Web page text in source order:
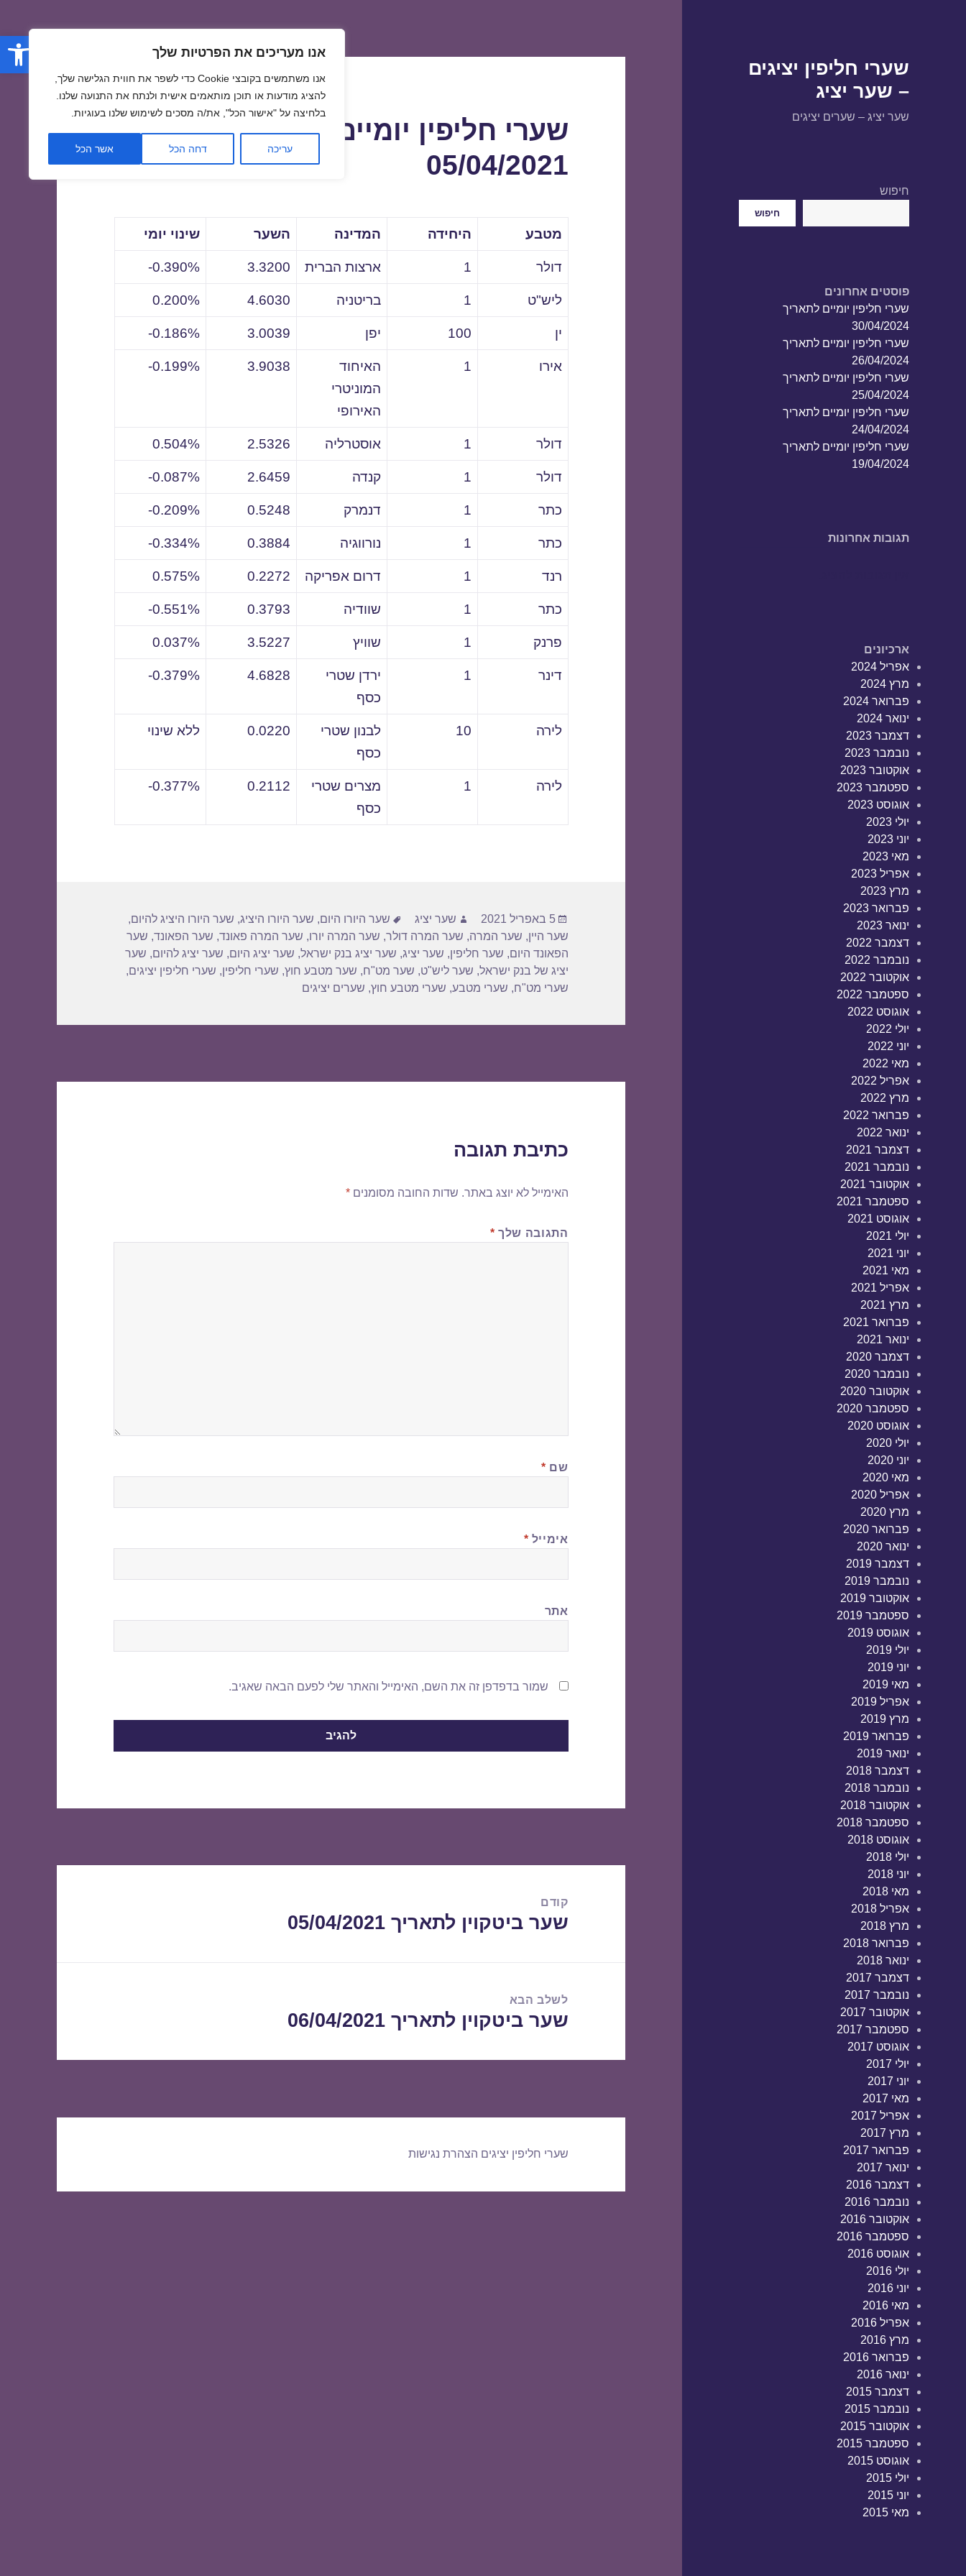
פתח אנו מעריכים את הפרטיות שלך
אנו משתמשים בקובצי Cookie כדי לשפר את חווית הגלישה שלך,
להציג מודעות או תוכן מותאמים אישית ולנתח את התנועה שלנו.
בלחיצה על "אישור הכל", את/ה מסכים לשימוש שלנו בעוגיות.
עריכה דחה הכל אשר הכל
שערי חליפין יציגים
– שער יציג
שער יציג – שערים יציגים
חיפוש
חיפוש
פוסטים אחרונים
שערי חליפין יומיים לתאריך
30/04/2024
שערי חליפין יומיים לתאריך
26/04/2024
שערי חליפין יומיים לתאריך
25/04/2024
שערי חליפין יומיים לתאריך
24/04/2024
שערי חליפין יומיים לתאריך
19/04/2024
תגובות אחרונות
ארכיונים
אפריל 2024
מרץ 2024
פברואר 2024
ינואר 2024
דצמבר 2023
נובמבר 2023
אוקטובר 2023
ספטמבר 2023
אוגוסט 2023
יולי 2023
יוני 2023
מאי 2023
אפריל 2023
מרץ 2023
פברואר 2023
ינואר 2023
דצמבר 2022
נובמבר 2022
אוקטובר 2022
ספטמבר 2022
אוגוסט 2022
יולי 2022
יוני 2022
מאי 2022
אפריל 2022
מרץ 2022
פברואר 2022
ינואר 2022
דצמבר 2021
נובמבר 2021
אוקטובר 2021
ספטמבר 2021
אוגוסט 2021
יולי 2021
יוני 2021
מאי 2021
אפריל 2021
מרץ 2021
פברואר 2021
ינואר 2021
דצמבר 2020
נובמבר 2020
אוקטובר 2020
ספטמבר 2020
אוגוסט 2020
יולי 2020
יוני 2020
מאי 2020
אפריל 2020
מרץ 2020
פברואר 2020
ינואר 2020
דצמבר 2019
נובמבר 2019
אוקטובר 2019
ספטמבר 2019
אוגוסט 2019
יולי 2019
יוני 2019
מאי 2019
אפריל 2019
מרץ 2019
פברואר 2019
ינואר 2019
דצמבר 2018
נובמבר 2018
אוקטובר 2018
ספטמבר 2018
אוגוסט 2018
יולי 2018
יוני 2018
מאי 2018
אפריל 2018
מרץ 2018
פברואר 2018
ינואר 2018
דצמבר 2017
נובמבר 2017
אוקטובר 2017
ספטמבר 2017
אוגוסט 2017
יולי 2017
יוני 2017
מאי 2017
אפריל 2017
מרץ 2017
פברואר 2017
ינואר 2017
דצמבר 2016
נובמבר 2016
אוקטובר 2016
ספטמבר 2016
אוגוסט 2016
יולי 2016
יוני 2016
מאי 2016
אפריל 2016
מרץ 2016
פברואר 2016
ינואר 2016
דצמבר 2015
נובמבר 2015
אוקטובר 2015
ספטמבר 2015
אוגוסט 2015
יולי 2015
יוני 2015
מאי 2015
שערי חליפין יומיים לתאריך
05/04/2021
מטבע היחידה המדינה השער שינוי יומי
דולר 1 ארצות הברית 3.3200
0.390%-
ליש"ט 1 בריטניה 4.6030
0.200%
ין 100 יפן 3.0039
0.186%-
אירו 1
האיחוד
המוניטרי
האירופי
3.9038
0.199%-
דולר 1 אוסטרליה 2.5326
0.504%
דולר 1 קנדה 2.6459
0.087%-
כתר 1 דנמרק 0.5248
0.209%-
כתר 1 נורווגיה 0.3884
0.334%-
רנד 1 דרום אפריקה 0.2272
0.575%
כתר 1 שוודיה 0.3793
0.551%-
פרנק 1 שוויץ 3.5227
0.037%
דינר 1
ירדן שטרי
כסף
4.6828
0.379%-
לירה 10
לבנון שטרי
כסף
0.0220 ללא שינוי
לירה 1
מצרים שטרי
כסף
0.2112
0.377%-
פורסם
בתאריך
5 באפריל 2021 מחבר
שער יציג תגיות
שער היורו היום, שער היורו היציג, שער היורו היציג להיום,
שער היין, שער המרה, שער המרה דולר, שער המרה יורו, שער המרה פאונד, שער הפאונד, שער
הפאונד היום, שער חליפין, שער יציג, שער יציג בנק ישראל, שער יציג היום, שער יציג להיום, שער
יציג של בנק ישראל, שער ליש"ט, שער מט"ח, שער מטבע חוץ, שערי חליפין, שערי חליפין יציגים,
שערי מט"ח, שערי מטבע, שערי מטבע חוץ, שערים יציגים
כתיבת תגובה
האימייל לא יוצג באתר. שדות החובה מסומנים*
התגובה שלך *
שם *
אימייל *
אתר
שמור בדפדפן זה את השם, האימייל והאתר שלי לפעם הבאה שאגיב.
קודם
הפוסט
שער ביטקוין לתאריך 05/04/2021
לשלב הבא
הפוסט
שער ביטקוין לתאריך 06/04/2021
שערי חליפין יציגים הצהרת נגישות